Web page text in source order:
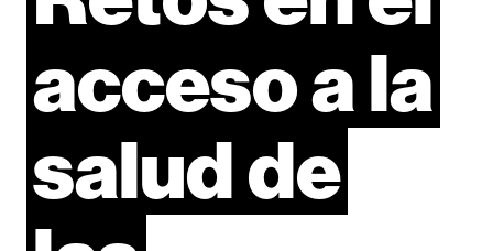
accesoala
saludde